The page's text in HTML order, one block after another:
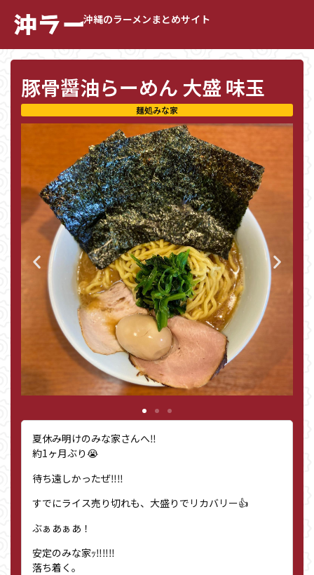
沖縄のラーメンまとめサイト
豚骨醤油らーめん 大盛 味玉
麺処みな家
夏休み明けのみな家さんへ‼︎
約1ヶ月ぶり😭
待ち遠しかったぜ‼︎‼︎
すでにライス売り切れも、大盛りでリカバリー👍
ぶぁあぁあ！
安定のみな家ｯ‼︎‼︎‼︎
落ち着く。